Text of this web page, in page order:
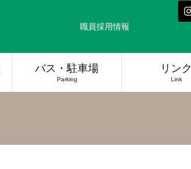
職員採用情報
バス・駐車場
Parking
リンク
Link